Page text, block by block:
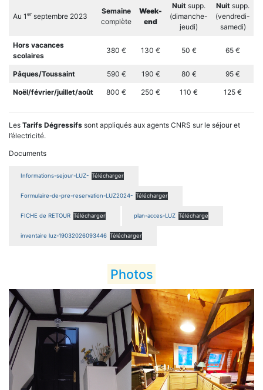
Au 1er septembre 2023
Semaine
complète
Week-
end
Nuit supp.
(dimanche-
jeudi)
Nuit supp.
(vendredi-
samedi)
Hors vacances
scolaires
380 € 130 € 50 € 65 €
Pâques/Toussaint 590 € 190 € 80 € 95 €
Noël/février/juillet/août 800 € 250 € 110 € 125 €
Les Tarifs Dégressifs sont appliqués aux agents CNRS sur le séjour et
l’électricité.
Documents
Informations-sejour-LUZ- Télécharger
Formulaire-de-pre-reservation-LUZ2024- Télécharger
FICHE de RETOUR Télécharger plan-acces-LUZ Télécharge
inventaire luz-19032026093446 Télécharger
Photos